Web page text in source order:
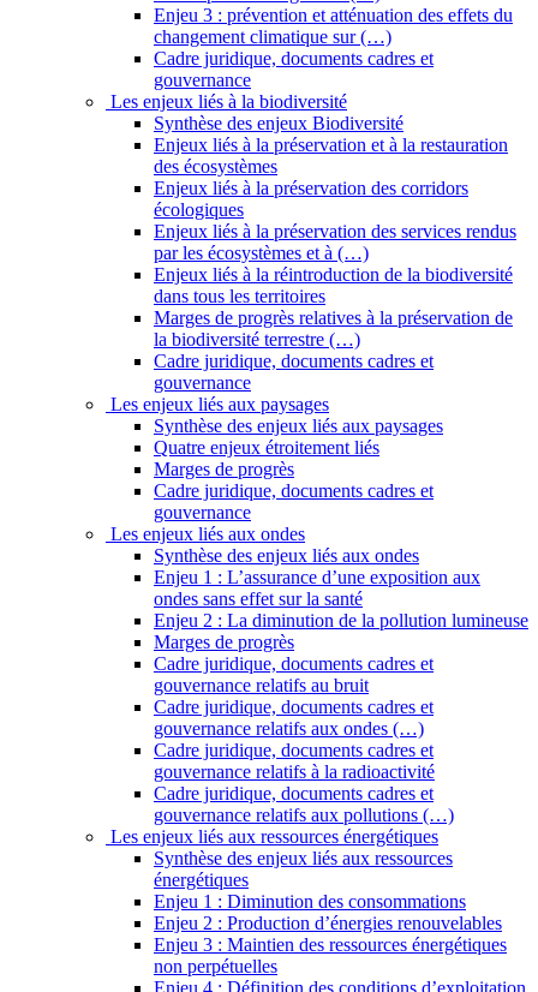
Enjeu 3 : prévention et atténuation des effets du
changement climatique sur (…)
Cadre juridique, documents cadres et
gouvernance
Les enjeux liés à la biodiversité
Synthèse des enjeux Biodiversité
Enjeux liés à la préservation et à la restauration
des écosystèmes
Enjeux liés à la préservation des corridors
écologiques
Enjeux liés à la préservation des services rendus
par les écosystèmes et à (…)
Enjeux liés à la réintroduction de la biodiversité
dans tous les territoires
Marges de progrès relatives à la préservation de
la biodiversité terrestre (…)
Cadre juridique, documents cadres et
gouvernance
Les enjeux liés aux paysages
Synthèse des enjeux liés aux paysages
Quatre enjeux étroitement liés
Marges de progrès
Cadre juridique, documents cadres et
gouvernance
Les enjeux liés aux ondes
Synthèse des enjeux liés aux ondes
Enjeu 1 : L’assurance d’une exposition aux
ondes sans effet sur la santé
Enjeu 2 : La diminution de la pollution lumineuse
Marges de progrès
Cadre juridique, documents cadres et
gouvernance relatifs au bruit
Cadre juridique, documents cadres et
gouvernance relatifs aux ondes (…)
Cadre juridique, documents cadres et
gouvernance relatifs à la radioactivité
Cadre juridique, documents cadres et
gouvernance relatifs aux pollutions (…)
Les enjeux liés aux ressources énergétiques
Synthèse des enjeux liés aux ressources
énergétiques
Enjeu 1 : Diminution des consommations
Enjeu 2 : Production d’énergies renouvelables
Enjeu 3 : Maintien des ressources énergétiques
non perpétuelles
Enjeu 4 : Définition des conditions d’exploitation